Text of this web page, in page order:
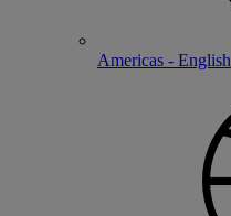
Americas - English